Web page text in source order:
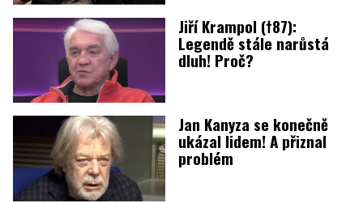
Jiří Krampol (†87):
Legendě stále narůstá
dluh! Proč?
Jan Kanyza se konečně
ukázal lidem! A přiznal
problém